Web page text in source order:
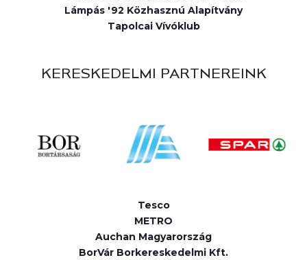
Lámpás '92 Közhasznú Alapítvány
Tapolcai Vívóklub
KERESKEDELMI PARTNEREINK
Tesco
METRO
Auchan Magyarország
BorVár Borkereskedelmi Kft.